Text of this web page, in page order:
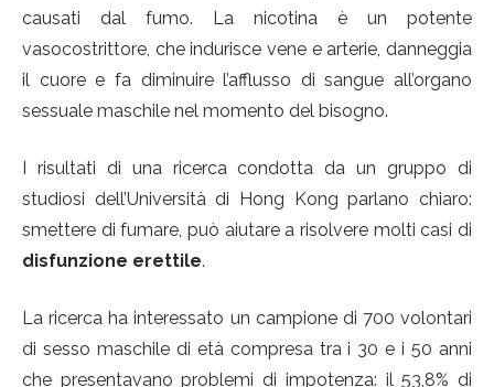
causati dal fumo. La nicotina è un potente
vasocostrittore, che indurisce vene e arterie, danneggia
il cuore e fa diminuire l’afflusso di sangue all’organo
sessuale maschile nel momento del bisogno.
I risultati di una ricerca condotta da un gruppo di
studiosi dell’Università di Hong Kong parlano chiaro:
smettere di fumare, può aiutare a risolvere molti casi di
disfunzione erettile.
La ricerca ha interessato un campione di 700 volontari
di sesso maschile di età compresa tra i 30 e i 50 anni
che presentavano problemi di impotenza: il 53,8% di